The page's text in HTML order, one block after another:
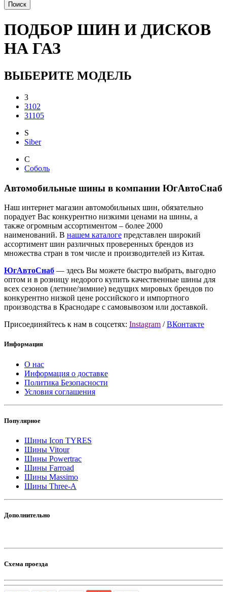
Поиск
ПОДБОР ШИН И ДИСКОВ
НА ГАЗ
ВЫБЕРИТЕ МОДЕЛЬ
3
3102
31105
S
Siber
С
Соболь
Автомобильные шины в компании ЮгАвтоСнаб
Наш интернет магазин автомобильных шин, обязательно
порадует Вас конкурентно низкими ценами на шины, а
также огромным ассортиментом – более 2000
наименований. В нашем каталоге представлен широкий
ассортимент шин различных проверенных брендов из
множества стран в том числе и производителей из Китая.
ЮгАвтоСнаб — здесь Вы можете быстро выбрать, выгодно
оптом и в розницу недорого купить качественные шины для
всех сезонов (летние/зимние) ведущих мировых брендов по
конкурентно низкой цене российского и импортного
производства в Краснодаре с самовывозом или доставкой.
Присоединяйтесь к нам в соцсетях: Instagram /ВКонтакте
Информация
О нас
Информация о доставке
Политика Безопасности
Условия соглашения
Популярное
Шины Icon TYRES
Шины Vitour
Шины Powertrac
Шины Farroad
Шины Massimo
Шины Three-A
Дополнительно
Схема проезда